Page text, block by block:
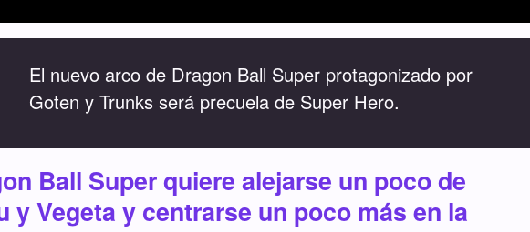
El nuevo arco de Dragon Ball Super protagonizado por
Goten y Trunks será precuela de Super Hero.
Ball Super quiere alejarse un poco de
y Vegeta y centrarse un poco más en la